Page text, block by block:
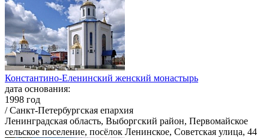
Константино-Еленинский женский монастырь
дата основания:
1998 год
/ Санкт-Петербургская епархия
Ленинградская область, Выборгский район, Первомайское
сельское поселение, посёлок Ленинское, Советская улица, 44